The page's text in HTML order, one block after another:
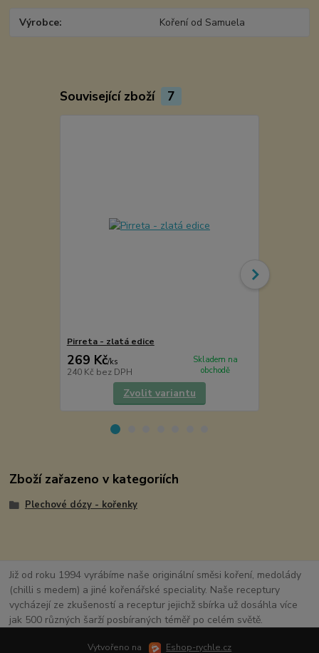
Výrobce Koření od Samuela
Související zboží 7
Pirreta - zlatá edice
269 Kč/ks
240 Kč bez DPH
Skladem na
obchodě
Zvolit variantu
Zboží zařazeno v kategoriích
Plechové dózy - kořenky
Již od roku 1994 vyrábíme naše originální směsi koření, medolády
(chilli s medem) a jiné kořenářské speciality. Naše receptury
vycházejí ze zkušeností a receptur jejichž sbírka už dosáhla více
jak 500 různých šarží posbíraných téměř po celém světě.
Vytvořeno na Eshop-rychle.cz